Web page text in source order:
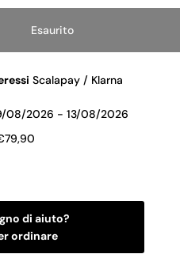
Esaurito
Scalapay / Klarna
08/2026 - 13/08/2026
di aiuto?
ordinare